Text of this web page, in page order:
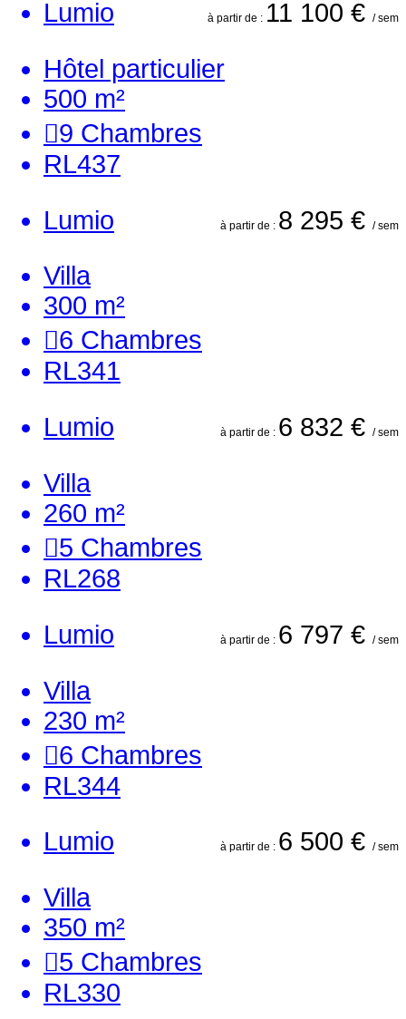
à partir de : 11 100 € / sem
Lumio
Hôtel particulier
500 m²
9 Chambres
RL437
à partir de : 8 295 € / sem
Lumio
Villa
300 m²
6 Chambres
RL341
à partir de : 6 832 € / sem
Lumio
Villa
260 m²
5 Chambres
RL268
à partir de : 6 797 € / sem
Lumio
Villa
230 m²
6 Chambres
RL344
à partir de : 6 500 € / sem
Lumio
Villa
350 m²
5 Chambres
RL330